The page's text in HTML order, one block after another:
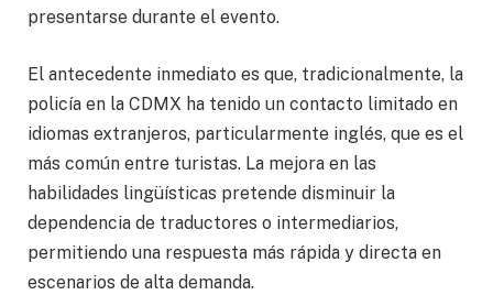
presentarse durante el evento.
El antecedente inmediato es que, tradicionalmente, la
policía en la CDMX ha tenido un contacto limitado en
idiomas extranjeros, particularmente inglés, que es el
más común entre turistas. La mejora en las
habilidades lingüísticas pretende disminuir la
dependencia de traductores o intermediarios,
permitiendo una respuesta más rápida y directa en
escenarios de alta demanda.